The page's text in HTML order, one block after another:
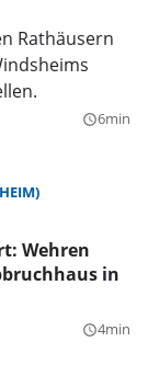
Rathäusern
query_builder6min
Wehren
in
query_builder4min